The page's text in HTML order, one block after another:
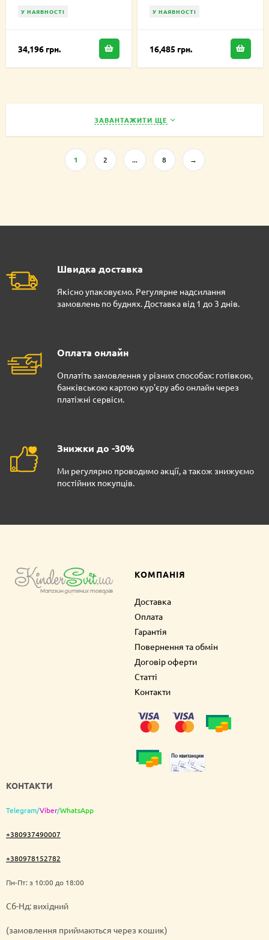
У НАЯВНОСТІ
34,196 грн.
У НАЯВНОСТІ
16,485 грн.
ЗАВАНТАЖИТИ ЩЕ
1 2 ... 8 →
Швидка доставка
Якісно упаковуємо. Регулярне надсилання
замовлень по буднях. Доставка від 1 до 3 днів.
Оплата онлайн
Оплатіть замовлення у різних способах: готівкою,
банківською картою кур'єру або онлайн через
платіжні сервіси.
Знижки до -30%
Ми регулярно проводимо акції, а також знижуємо
постійних покупців.
КОМПАНІЯ
Доставка
Оплата
Гарантія
Повернення та обмін
Договір оферти
Статті
Контакти
КОНТАКТИ
Telegram/Viber/WhatsApp
+380937490007
+380978152782
Пн-Пт: з 10:00 до 18:00
Cб-Нд: вихідний
(замовлення приймаються через кошик)